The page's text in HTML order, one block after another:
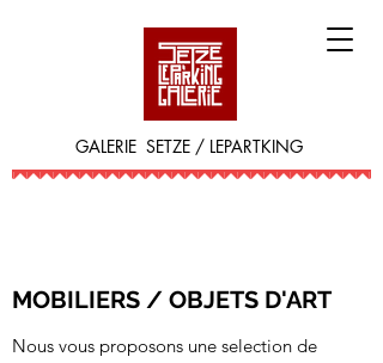
GALERIE SETZE / LEPARTKING
MOBILIERS / OBJETS D'ART
Nous vous proposons une selection de